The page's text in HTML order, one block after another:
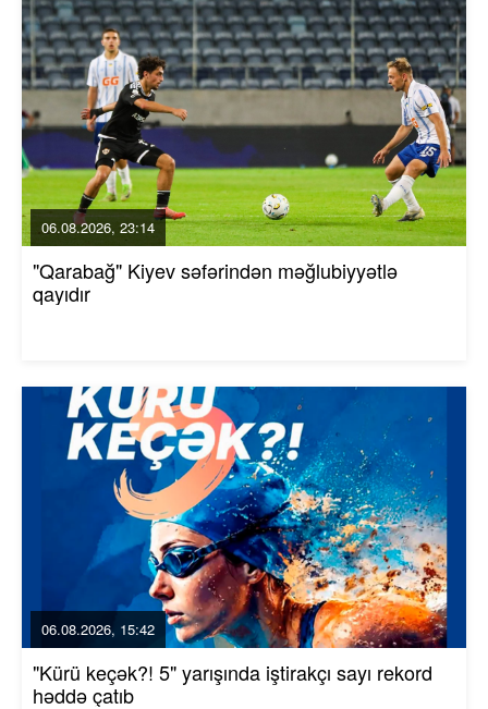
06.08.2026, 23:14
"Qarabağ" Kiyev səfərindən məğlubiyyətlə
qayıdır
06.08.2026, 15:42
"Kürü keçək?! 5" yarışında iştirakçı sayı rekord
həddə çatıb